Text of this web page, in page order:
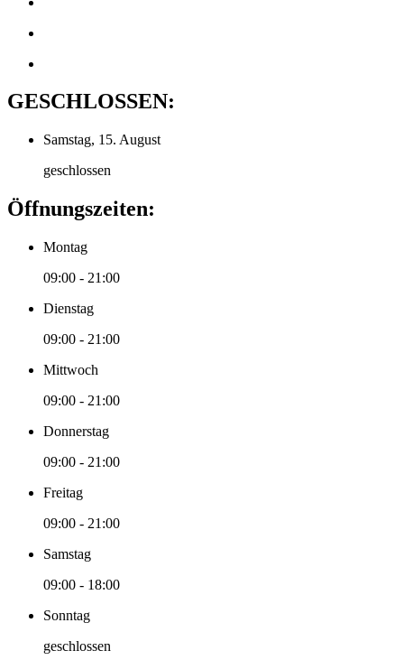
GESCHLOSSEN:
Samstag, 15. August
geschlossen
Öffnungszeiten:
Montag
09:00 - 21:00
Dienstag
09:00 - 21:00
Mittwoch
09:00 - 21:00
Donnerstag
09:00 - 21:00
Freitag
09:00 - 21:00
Samstag
09:00 - 18:00
Sonntag
geschlossen